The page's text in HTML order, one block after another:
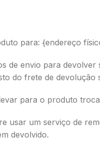
para: {endereço
de envio para devolver
do frete de devolução
para o produto
usar um serviço de
devolvido.